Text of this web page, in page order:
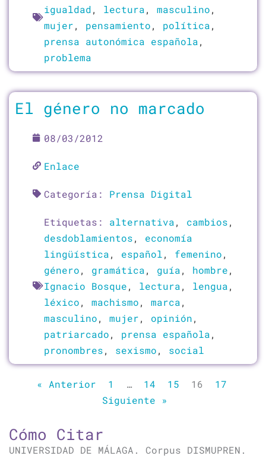
igualdad, lectura, masculino,
mujer, pensamiento, política,
prensa autonómica española,
problema
El género no marcado
08/03/2012
Enlace
Categoría: Prensa Digital
Etiquetas: alternativa, cambios,
desdoblamientos, economía
lingüística, español, femenino,
género, gramática, guía, hombre,
Ignacio Bosque, lectura, lengua,
léxico, machismo, marca,
masculino, mujer, opinión,
patriarcado, prensa española,
pronombres, sexismo, social
« Anterior 1 … 14 15 16
17
Siguiente »
Cómo Citar
UNIVERSIDAD DE MÁLAGA. Corpus DISMUPREN.